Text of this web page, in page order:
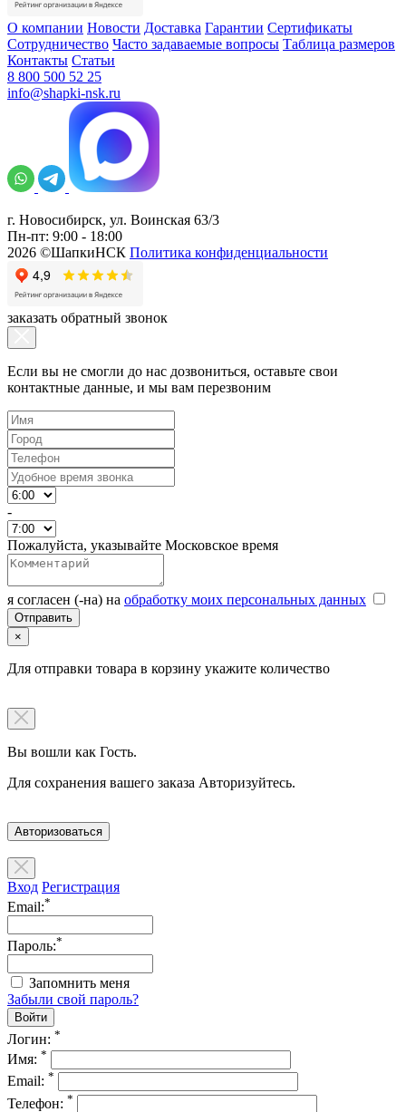
О компании Новости Доставка Гарантии Сертификаты
Сотрудничество Часто задаваемые вопросы Таблица размеров
Контакты Статьи
8 800 500 52 25
info@shapki-nsk.ru
г. Новосибирск, ул. Воинская 63/3
Пн-пт: 9:00 - 18:00
2026 ©ШапкиНСК Политика конфиденциальности
заказать обратный звонок
Если вы не смогли до нас дозвониться, оставьте свои
контактные данные, и мы вам перезвоним
-
Пожалуйста, указывайте Московское время
я согласен (-на) на обработку моих персональных данных
×
Для отправки товара в корзину укажите количество
Вы вошли как Гость.
Для сохранения вашего заказа Авторизуйтесь.
Авторизоваться
Вход Регистрация
Email:*
Пароль:*
Запомнить меня
Забыли свой пароль?
Логин: *
Имя: *
Email: *
Телефон: *